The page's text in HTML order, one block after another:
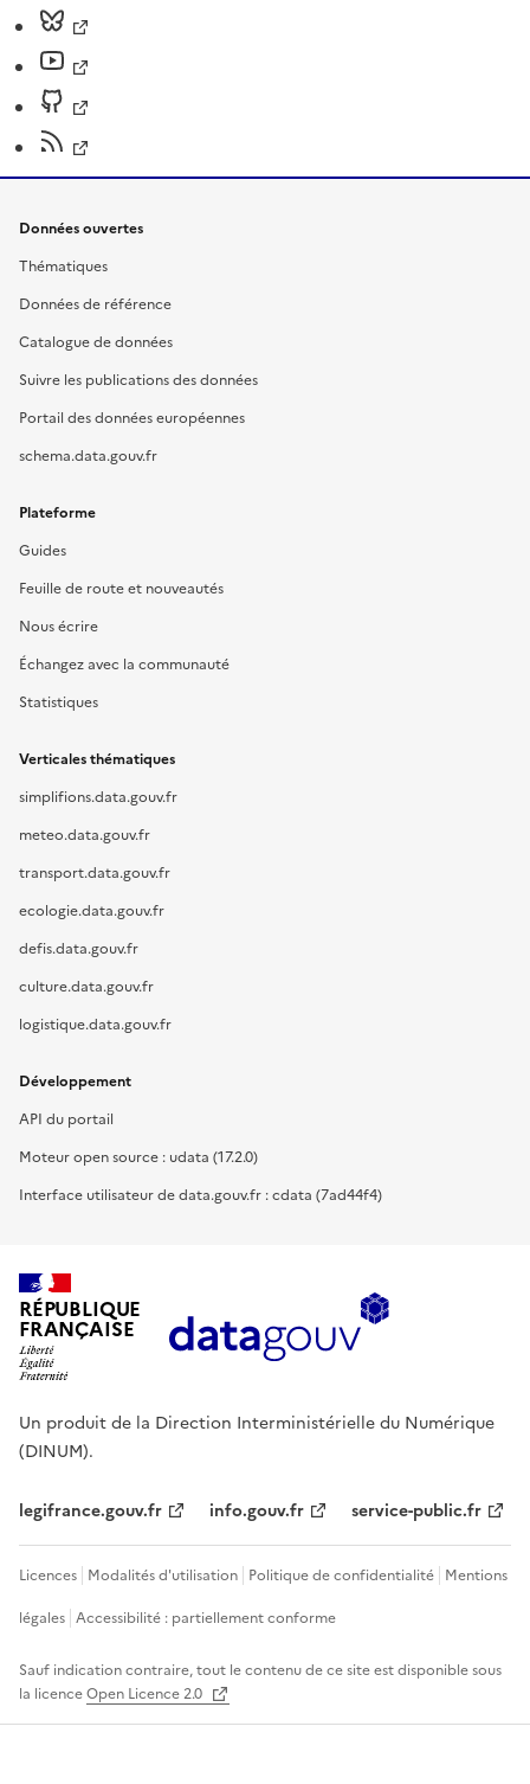
Données ouvertes
Thématiques
Données de référence
Catalogue de données
Suivre les publications des données
Portail des données européennes
schema.data.gouv.fr
Plateforme
Guides
Feuille de route et nouveautés
Nous écrire
Échangez avec la communauté
Statistiques
Verticales thématiques
simplifions.data.gouv.fr
meteo.data.gouv.fr
transport.data.gouv.fr
ecologie.data.gouv.fr
defis.data.gouv.fr
culture.data.gouv.fr
logistique.data.gouv.fr
Développement
API du portail
Moteur open source : udata (17.2.0)
Interface utilisateur de data.gouv.fr : cdata (7ad44f4)
RÉPUBLIQUE
FRANÇAISE
Un produit de la Direction Interministérielle du Numérique
(DINUM).
legifrance.gouv.fr info.gouv.fr service-public.fr
Licences Modalités d'utilisation Politique de confidentialité Mentions
légales Accessibilité : partiellement conforme
Sauf indication contraire, tout le contenu de ce site est disponible sous
la licenceOpen Licence 2.0